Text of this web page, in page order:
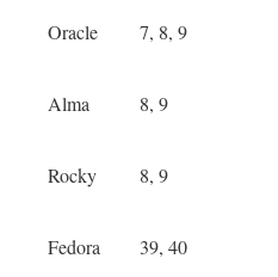
Oracle 7, 8, 9
Alma 8, 9
Rocky 8, 9
Fedora 39, 40